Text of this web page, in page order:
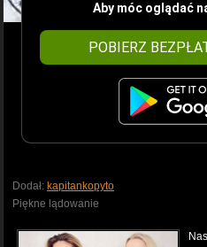
Aby móc oglądać
POBIERZ
Dodał: kapitankopyto
Piękne lądowanie